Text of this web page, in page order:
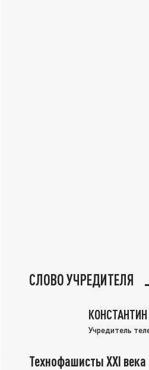
СЛОВО УЧРЕДИТЕЛЯ
Учредитель
Технофашисты XXI века